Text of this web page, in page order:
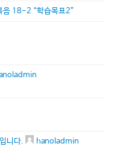
음 18-2 “학습목표2”
니다.
hanoladmin